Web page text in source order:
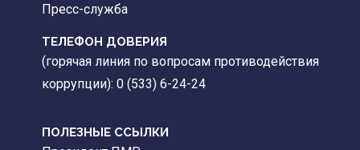
Пресс-служба
ТЕЛЕФОН ДОВЕРИЯ
(горячая линия по вопросам противодействия
коррупции): 0 (533) 6-24-24
ПОЛЕЗНЫЕ ССЫЛКИ